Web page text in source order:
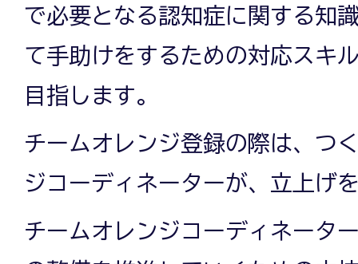
で必要となる認知症に関する知
て手助けをするための対応スキ
目指します。
チームオレンジ登録の際は、つ
ジコーディネーターが、立上げ
チームオレンジコーディネータ